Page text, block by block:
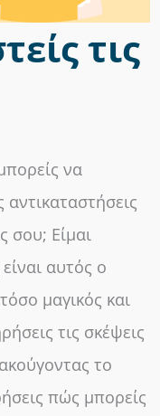
τις
να
αντικαταστήσεις
σου; Είμαι
αυτός ο
μαγικός και
τις σκέψεις
το
πώς μπορείς